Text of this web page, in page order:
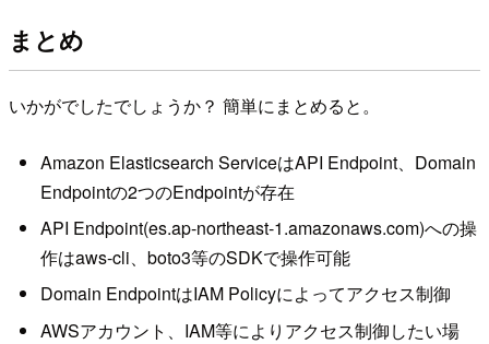
まとめ
いかがでしたでしょうか？ 簡単にまとめると。
Amazon Elasticsearch ServiceはAPI Endpoint、Domain
Endpointの2つのEndpointが存在
API Endpoint(es.ap-northeast-1.amazonaws.com)への操
作はaws-cli、boto3等のSDKで操作可能
Domain EndpointはIAM Policyによってアクセス制御
AWSアカウント、IAM等によりアクセス制御したい場